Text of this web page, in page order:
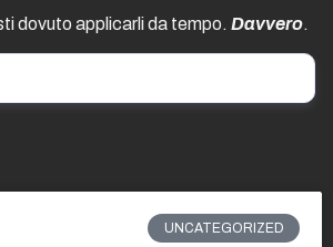
dovuto applicarli da tempo. Davvero.
UNCATEGORIZED